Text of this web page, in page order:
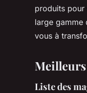
produits pour
large gamme
vous à
Liste des